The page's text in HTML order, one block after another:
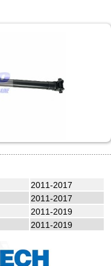
2011-2017
2011-2017
2011-2019
2011-2019